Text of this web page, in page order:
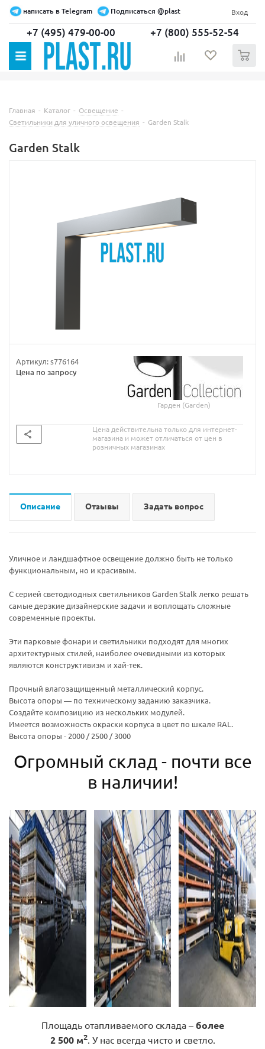
написать в Telegram Подписаться @plast Вход
+7 (495) 479-00-00 +7 (800) 555-52-54
Главная - Каталог - Освещение -
Светильники для уличного освещения - Garden Stalk
Garden Stalk
Артикул:s776164
Цена по запросу
Гарден (Garden)
Цена действительна только для интернет-
магазина и может отличаться от цен в
розничных магазинах
Описание Отзывы Задать вопрос
Уличное и ландшафтное освещение должно быть не только
функциональным, но и красивым.
С серией светодиодных светильников Garden Stalk легко решать
самые дерзкие дизайнерские задачи и воплощать сложные
современные проекты.
Эти парковые фонари и светильники подходят для многих
архитектурных стилей, наиболее очевидными из которых
являются конструктивизм и хай-тек.
Прочный влагозащищенный металлический корпус.
Высота опоры — по техническому заданию заказчика.
Создайте композицию из нескольких модулей.
Имеется возможность окраски корпуса в цвет по шкале RAL.
Высота опоры - 2000 / 2500 / 3000
Огромный склад - почти все
в наличии!
Площадь отапливаемого склада – более
2 500 м2. У нас всегда чисто и светло.